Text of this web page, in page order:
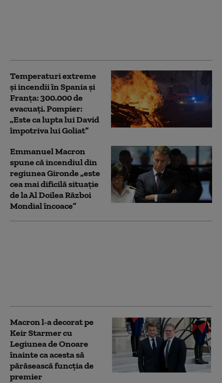
Temperaturi extreme
și incendii în Spania și
Franța: 300.000 de
evacuați. Pompier:
„Este ca lupta lui David
împotriva lui Goliat”
Emmanuel Macron
spune că incendiul din
regiunea Gironde „este
cea mai dificilă situație
de la Al Doilea Război
Mondial încoace”
Macron l-a decorat pe
Keir Starmer cu
Legiunea de Onoare
înainte ca acesta să
părăsească funcția de
premier